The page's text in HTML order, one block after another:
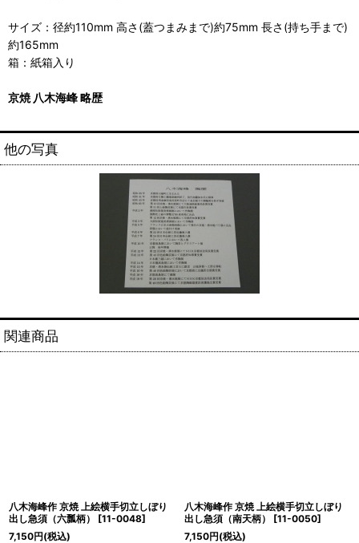
サイズ：径約110mm 高さ(蓋つまみまで)約75mm 長さ(持ち手まで)
約165mm
箱：紙箱入り
京焼 八木海峰 略歴
他の写真
関連商品
八木海峰作 京焼 上絵横手切立しぼり
出し急須（六瓢柄）
[11-0048]
7,150円(税込)
八木海峰作 京焼 上絵横手切立しぼり
出し急須（南天柄）
[11-0050]
7,150円(税込)